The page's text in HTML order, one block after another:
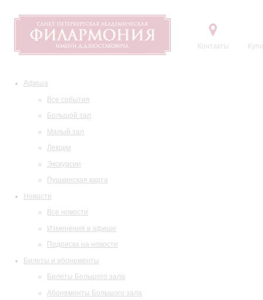
Контакты
Афиша
Все события
Большой зал
Малый зал
Лекции
Экскурсии
Пушкинская карта
Новости
Все новости
Изменения в афише
Подписка на новости
Билеты и абонементы
Билеты Большого зала
Абонементы Большого зала